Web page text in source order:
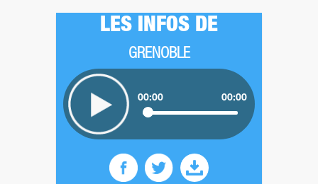
LES INFOS DE
GRENOBLE
00:00 00:00